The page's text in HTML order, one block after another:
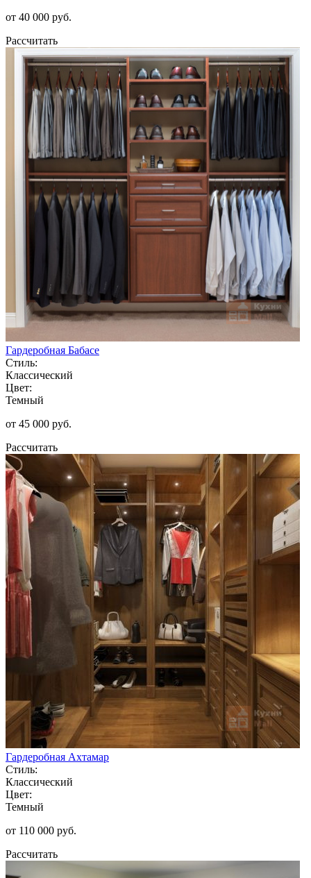
от 40 000 руб.
Рассчитать
Гардеробная Бабасе
Стиль:
Классический
Цвет:
Темный
от 45 000 руб.
Рассчитать
Гардеробная Ахтамар
Стиль:
Классический
Цвет:
Темный
от 110 000 руб.
Рассчитать